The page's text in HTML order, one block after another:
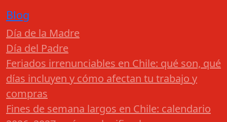
Blog
Día de la Madre
Día del Padre
Feriados irrenunciables en Chile: qué son, qué
días incluyen y cómo afectan tu trabajo y
compras
Fines de semana largos en Chile: calendario